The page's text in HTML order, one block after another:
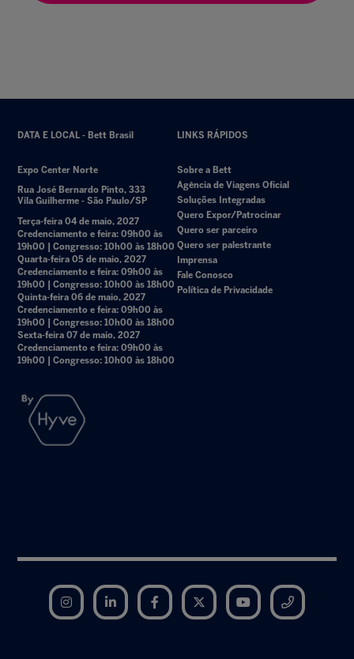
DATA E LOCAL - Bett Brasil
Expo Center Norte
Rua José Bernardo Pinto, 333
Vila Guilherme - São Paulo/SP
Terça-feira 04 de maio, 2027
Credenciamento e feira: 09h00 às
19h00 | Congresso: 10h00 às 18h00
Quarta-feira 05 de maio, 2027
Credenciamento e feira: 09h00 às
19h00 | Congresso: 10h00 às 18h00
Quinta-feira 06 de maio, 2027
Credenciamento e feira: 09h00 às
19h00 | Congresso: 10h00 às 18h00
Sexta-feira 07 de maio, 2027
Credenciamento e feira: 09h00 às
19h00 | Congresso: 10h00 às 18h00
LINKS RÁPIDOS
Sobre a Bett
Agência de Viagens Oficial
Soluções Integradas
Quero Expor/Patrocinar
Quero ser parceiro
Quero ser palestrante
Imprensa
Fale Conosco
Política de Privacidade
Instagram LinkedIn Facebook Twitter YouTube